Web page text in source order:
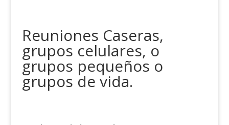
Reuniones Caseras,
grupos celulares, o
grupos pequeños o
grupos de vida.